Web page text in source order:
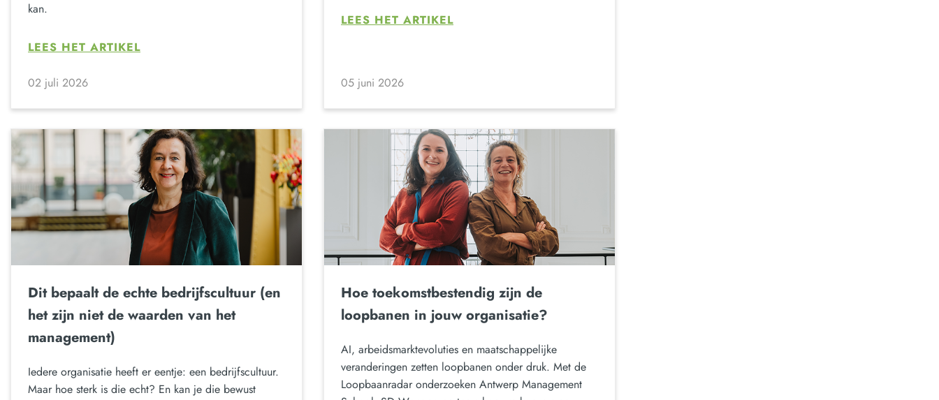
kan.
LEES HET ARTIKEL
02 juli 2026
LEES HET ARTIKEL
05 juni 2026
Dit bepaalt de echte bedrijfscultuur (en
het zijn niet de waarden van het
management)
Iedere organisatie heeft er eentje: een bedrijfscultuur.
Maar hoe sterk is die echt? En kan je die bewust
Hoe toekomstbestendig zijn de
loopbanen in jouw organisatie?
AI, arbeidsmarktevoluties en maatschappelijke
veranderingen zetten loopbanen onder druk. Met de
Loopbaanradar onderzoeken Antwerp Management